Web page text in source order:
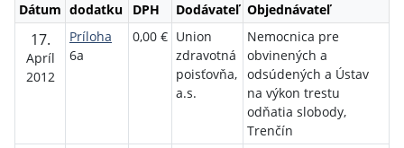
Dátum dodatku
DPH
Dodávateľ Objednávateľ
17.
Apríl
2012
Príloha
6a
0,00 € Union
zdravotná
poisťovňa,
a.s.
Nemocnica pre
obvinených a
odsúdených a Ústav
na výkon trestu
odňatia slobody,
Trenčín